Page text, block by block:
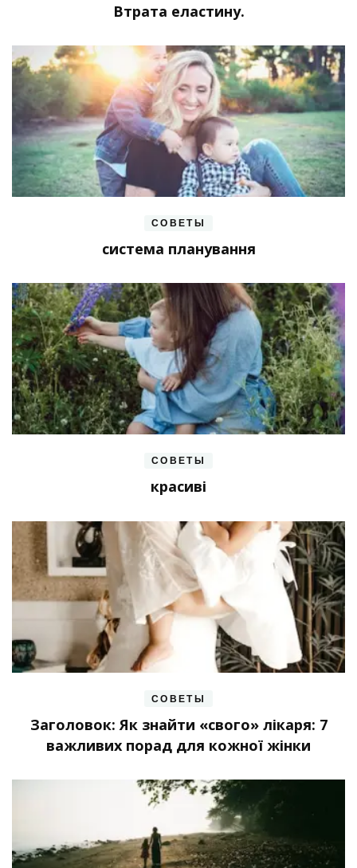
Втрата еластину.
СОВЕТЫ
система планування
СОВЕТЫ
красиві
СОВЕТЫ
Заголовок: Як знайти «свого» лікаря: 7
важливих порад для кожної жінки